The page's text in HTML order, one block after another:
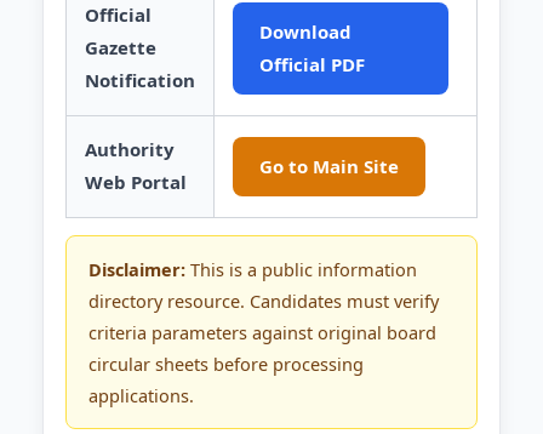
Official
Gazette
Notification
Download
Official PDF
Authority
Web Portal
Go to Main Site
Disclaimer: This is a public information
directory resource. Candidates must verify
criteria parameters against original board
circular sheets before processing
applications.